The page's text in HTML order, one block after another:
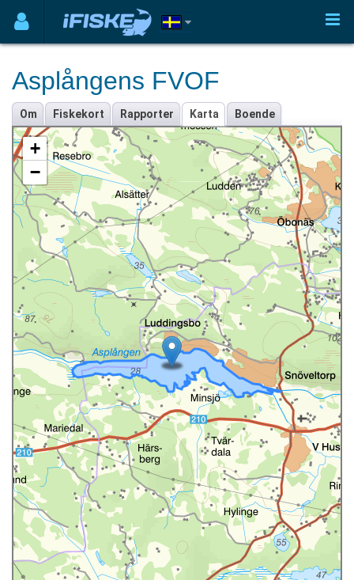
Asplångens FVOF
Om Fiskekort Rapporter Karta Boende
+
−